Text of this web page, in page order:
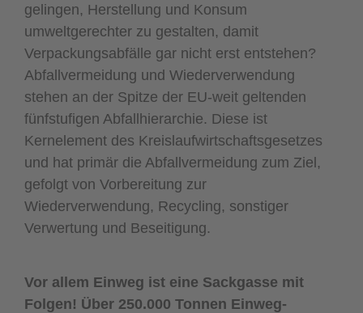
gelingen, Herstellung und Konsum
umweltgerechter zu gestalten, damit
Verpackungsabfälle gar nicht erst entstehen?
Abfallvermeidung und Wiederverwendung
stehen an der Spitze der EU-weit geltenden
fünfstufigen Abfallhierarchie. Diese ist
Kernelement des Kreislaufwirtschaftsgesetzes
und hat primär die Abfallvermeidung zum Ziel,
gefolgt von Vorbereitung zur
Wiederverwendung, Recycling, sonstiger
Verwertung und Beseitigung.
Vor allem Einweg ist eine Sackgasse mit
Folgen! Über 250.000 Tonnen Einweg-